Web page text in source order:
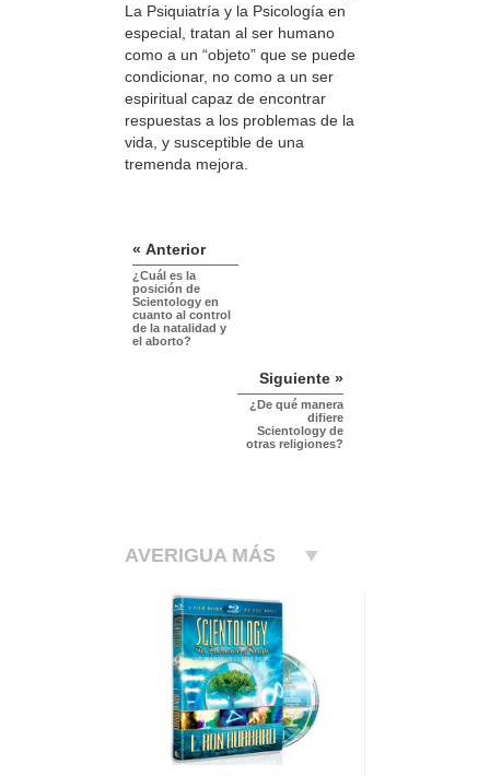
La Psiquiatría y la Psicología en
especial, tratan al ser humano
como a un “objeto” que se puede
condicionar, no como a un ser
espiritual capaz de encontrar
respuestas a los problemas de la
vida, y susceptible de una
tremenda mejora.
« Anterior
¿Cuál es la
posición de
Scientology en
cuanto al control
de la natalidad y
el aborto?
Siguiente »
¿De qué manera
difiere
Scientology de
otras religiones?
AVERIGUA MÁS